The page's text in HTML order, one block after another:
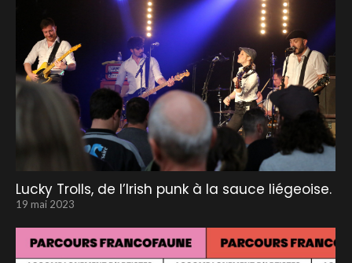
Lucky Trolls, de l’Irish punk à la sauce liégeoise.
19 mai 2023